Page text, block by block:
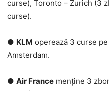
curse), Toronto – Zurich (3
curse).
● KLM operează 3 curse
Amsterdam.
● Air France menține 3